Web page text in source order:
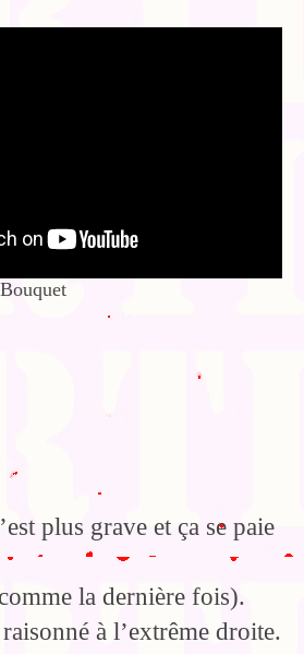
plus grave et ça se paie
la dernière fois).
à l’extrême droite.